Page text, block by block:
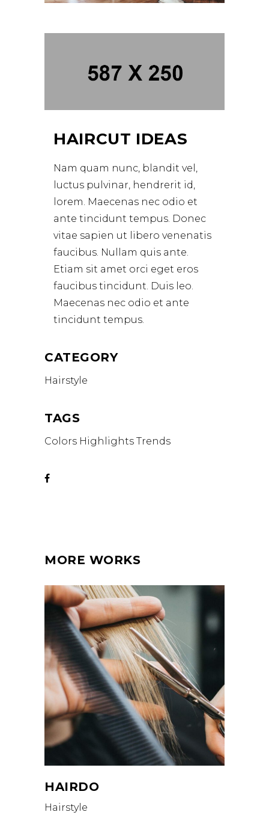
HAIRCUT IDEAS
Nam quam nunc, blandit vel,
luctus pulvinar, hendrerit id,
lorem. Maecenas nec odio et
ante tincidunt tempus. Donec
vitae sapien ut libero venenatis
faucibus. Nullam quis ante.
Etiam sit amet orci eget eros
faucibus tincidunt. Duis leo.
Maecenas nec odio et ante
tincidunt tempus.
CATEGORY
Hairstyle
TAGS
Colors Highlights Trends
MORE WORKS
HAIRDO
Hairstyle